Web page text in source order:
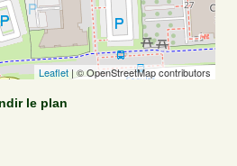
Leaflet | © OpenStreetMap contributors
le plan